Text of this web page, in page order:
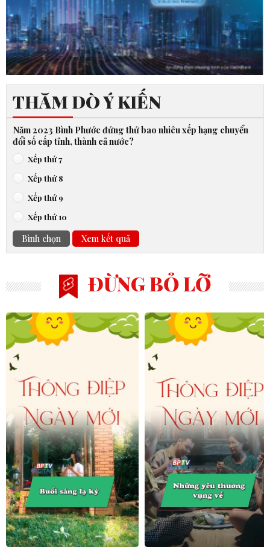
THĂM DÒ Ý KIẾN
Năm 2023 Bình Phước đứng thứ bao nhiêu xếp hạng chuyển
đổi số cấp tỉnh, thành cả nước?
Xếp thứ 7
Xếp thứ 8
Xếp thứ 9
Xếp thứ 10
Bình chọn Xem kết quả
ĐỪNG BỎ LỠ